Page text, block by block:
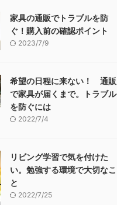
家具の通販でトラブルを防
ぐ！購入前の確認ポイント
2023/7/9
希望の日程に来ない！ 通販
で家具が届くまで。トラブル
を防ぐには
2022/7/4
リビング学習で気を付けた
い。勉強する環境で大切なこ
と
2022/7/25